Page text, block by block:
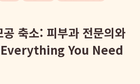
축소: 피부과 전문의와
Everything You Need